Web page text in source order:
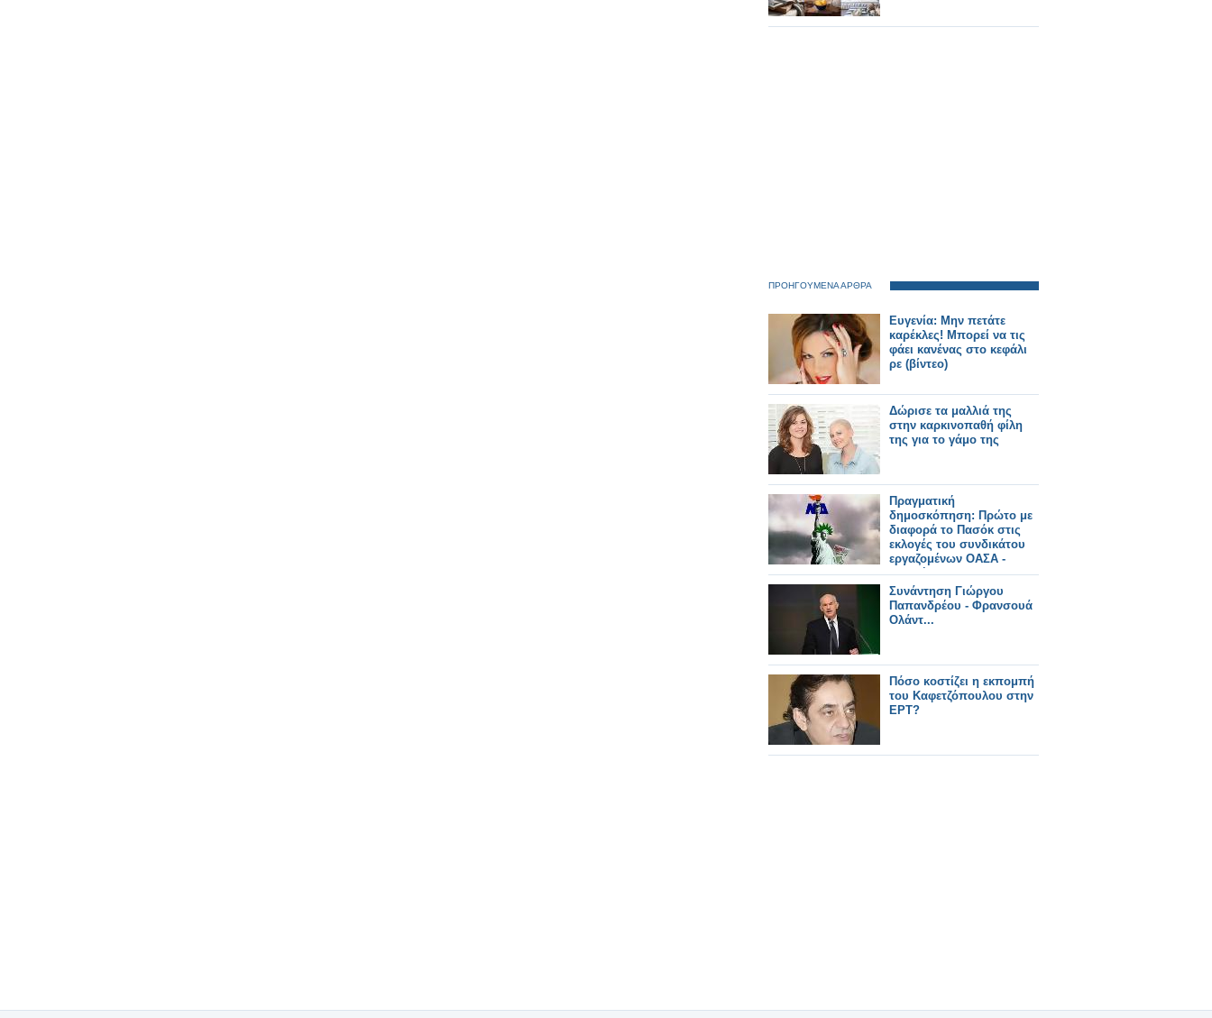
ΠΡΟΗΓΟΥΜΕΝΑ ΑΡΘΡΑ
Ευγενία: Μην πετάτε
καρέκλες! Μπορεί να τις
φάει κανένας στο κεφάλι
ρε (βίντεο)
Δώρισε τα μαλλιά της
στην καρκινοπαθή φίλη
της για το γάμο της
Πραγματική
δημοσκόπηση: Πρώτο με
διαφορά το Πασόκ στις
εκλογές του συνδικάτου
εργαζομένων ΟΑΣΑ -
Νικητής ο
δικομματισμός!!!
Συνάντηση Γιώργου
Παπανδρέου - Φρανσουά
Ολάντ...
Πόσο κοστίζει η εκπομπή
του Καφετζόπουλου στην
ΕΡΤ?